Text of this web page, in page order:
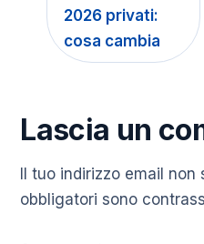
2026 privati:
cosa cambia
Lascia un
Il tuo indirizzo email
obbligatori sono